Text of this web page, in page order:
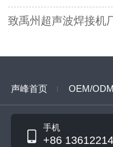
致禹州超声波焊接机厂家：行业
声峰首页 OEM/
手机
+86